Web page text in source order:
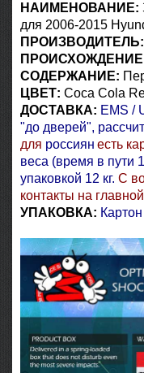
НАИМЕНОВАНИЕ:
для 2006-2015
ПРОИЗВОДИТЕЛЬ:
СОДЕРЖАНИЕ:
ЦВЕТ: Coca Cola
ДОСТАВКА: EMS /
"до дверей",
для россиян есть
веса (время в пути
упаковкой 12 кг. С
контакты на
УПАКОВКА: